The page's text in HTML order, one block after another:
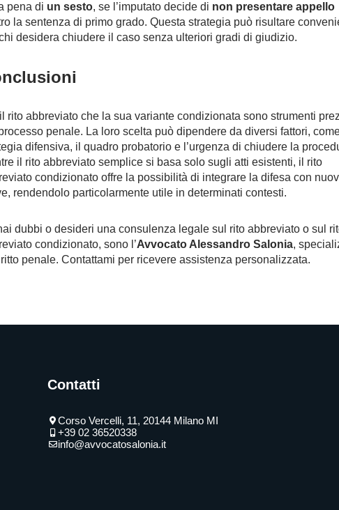
pena di un sesto, se l’imputato decide di non presentare appello
la sentenza di primo grado. Questa strategia può risultare
desidera chiudere il caso senza ulteriori gradi di giudizio.
rito abbreviato che la sua variante condizionata sono strumenti
penale. La loro scelta può dipendere da diversi fattori,
difensiva, il quadro probatorio e l’urgenza di chiudere la
il rito abbreviato semplice si basa solo sugli atti esistenti, il rito
condizionato offre la possibilità di integrare la difesa con
rendendolo particolarmente utile in determinati contesti.
dubbi o desideri una consulenza legale sul rito abbreviato o sul
condizionato, sono l’Avvocato Alessandro Salonia,
penale. Contattami per ricevere assistenza personalizzata.
Contatti
Corso Vercelli, 11, 20144 Milano MI
+39 02 36520338
info@avvocatosalonia.it